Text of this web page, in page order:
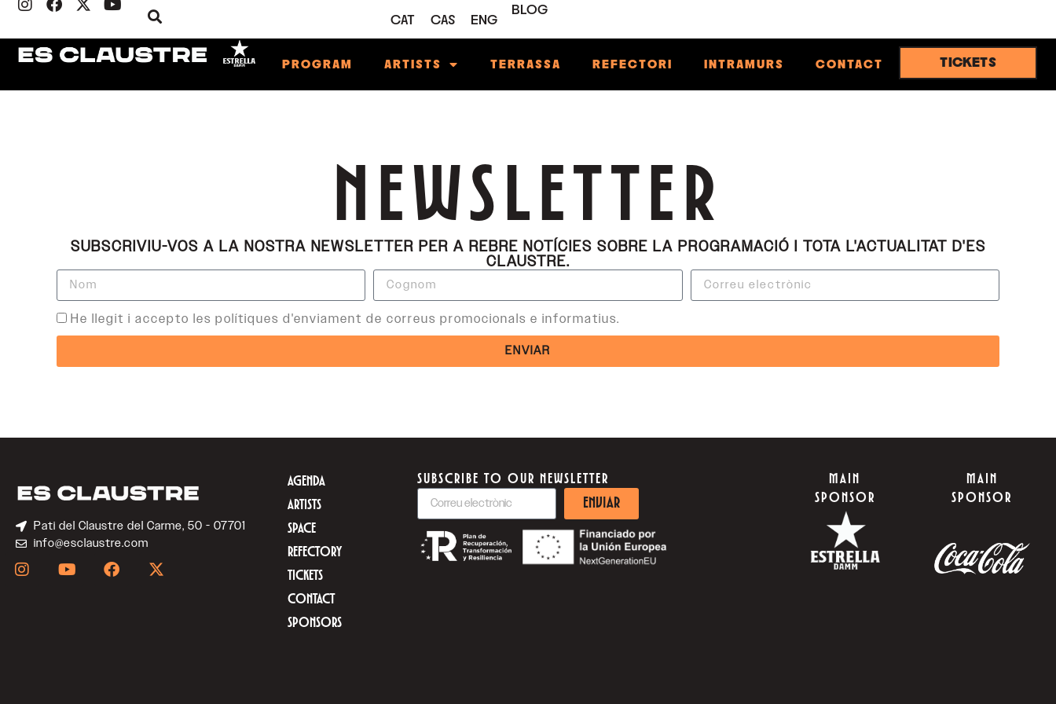
CAT CAS ENG
BLOG
PROGRAM ARTISTS TERRASSA REFECTORI INTRAMURS CONTACT TICKETS
NEWSLETTER
SUBSCRIVIU-VOS A LA NOSTRA NEWSLETTER PER A REBRE NOTÍCIES SOBRE LA PROGRAMACIÓ I TOTA L'ACTUALITAT D'ES
CLAUSTRE.
He llegit i accepto les polítiques d'enviament de correus promocionals e informatius.
ENVIAR
Pati del Claustre del Carme, 50 - 07701
info@esclaustre.com
AGENDA
ARTISTS
SPACE
REFECTORY
TICKETS
CONTACT
SPONSORS
SUBSCRIBE TO OUR NEWSLETTER
ENVIAR
MAIN
SPONSOR
MAIN
SPONSOR